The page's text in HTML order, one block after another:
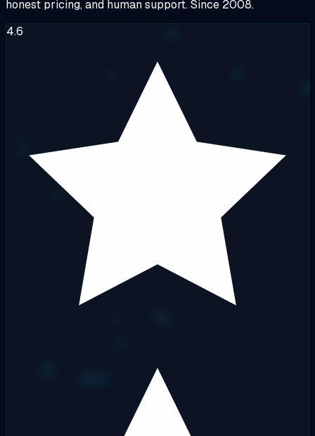
honest pricing, and human support. Since 2008.
4.6